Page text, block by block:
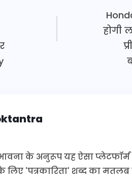
होगी
के अनुरूप यह ऐसा प्लेटफॉर्म है
के लिए 'पत्रकारिता' शब्द का